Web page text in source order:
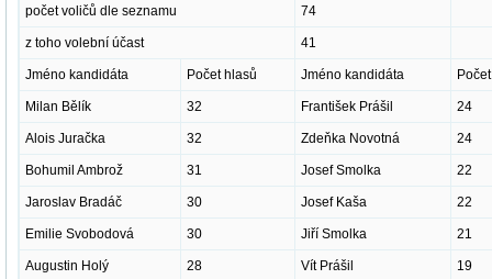
počet voličů dle seznamu 74
z toho volební účast 41
Jméno kandidáta Počet hlasů Jméno kandidáta
Milan Bělík 32 František Prášil 24
Alois Juračka 32 Zdeňka Novotná 24
Bohumil Ambrož 31 Josef Smolka 22
Jaroslav Bradáč 30 Josef Kaša 22
Emilie Svobodová 30 Jiří Smolka 21
Augustin Holý 28 Vít Prášil 19